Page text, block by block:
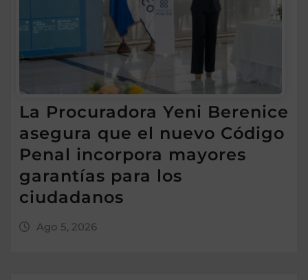
La Procuradora Yeni Berenice
asegura que el nuevo Código
Penal incorpora mayores
garantías para los
ciudadanos
Ago 5, 2026